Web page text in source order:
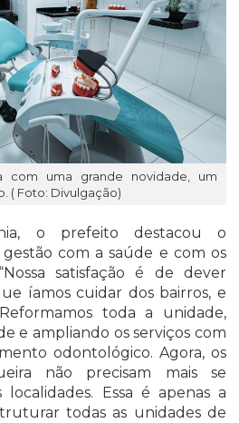
com uma grande novidade, um
( Foto: Divulgação)
o prefeito destacou o
com a saúde e com os
satisfação é de dever
íamos cuidar dos bairros, e
toda a unidade,
e ampliando os serviços com
odontológico. Agora, os
não precisam mais se
Essa é apenas a
todas as unidades de